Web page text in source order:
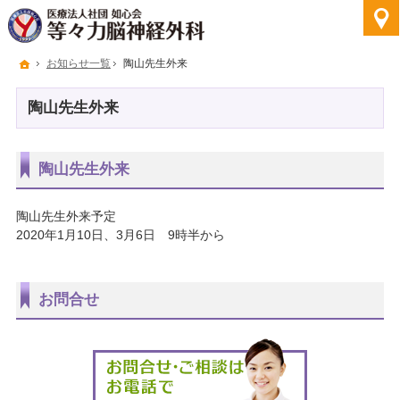
陶山先生外来
陶山先生外来
陶山先生外来予定
2020年1月10日、3月6日 9時半から
お問合せ
ホーム
お知らせ一覧 陶山先生外来